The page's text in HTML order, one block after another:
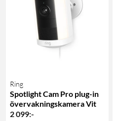
Ring
Spotlight Cam Pro plug-in
övervakningskamera Vit
2 099:-